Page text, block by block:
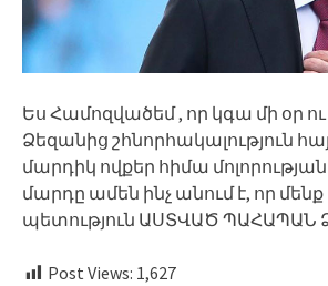
Ես Համոզվածեմ , որ կգա մի օր ու
Ձեզանից շհնորհակալություն
մարդիկ ովքեր հիմա մոլորության
մարդը ամեն ինչ անում է, որ
պետություն ԱՍՏՎԱԾ ՊԱՀԱՊԱՆ
Post Views: 1,627